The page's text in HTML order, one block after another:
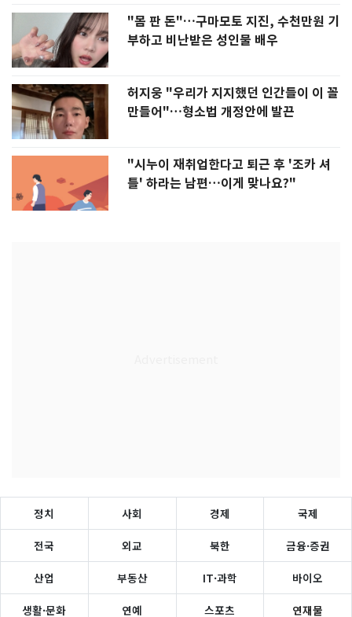
"몸 판 돈"…구마모토 지진, 수천만원 기
부하고 비난받은 성인물 배우
허지웅 "우리가 지지했던 인간들이 이 꼴
만들어"…형소법 개정안에 발끈
"시누이 재취업한다고 퇴근 후 '조카 셔
틀' 하라는 남편…이게 맞나요?"
정치 사회 경제 국제
전국 외교 북한 금융·증권
산업 부동산 IT·과학 바이오
생활·문화 연예 스포츠 연재물